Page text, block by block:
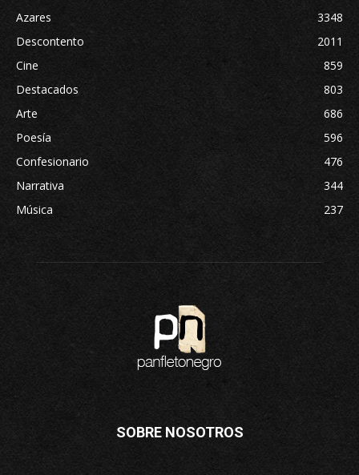
Azares
3348
Descontento
2011
Cine
859
Destacados
803
Arte
686
Poesía
596
Confesionario
476
Narrativa
344
Música
237
SOBRE NOSOTROS